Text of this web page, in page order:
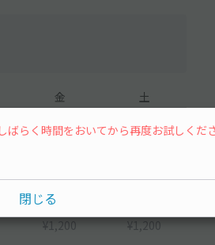
金 土
14
¥1,200 ¥1,200
ばらく時間をおいてから再度お試しくだ
閉じる